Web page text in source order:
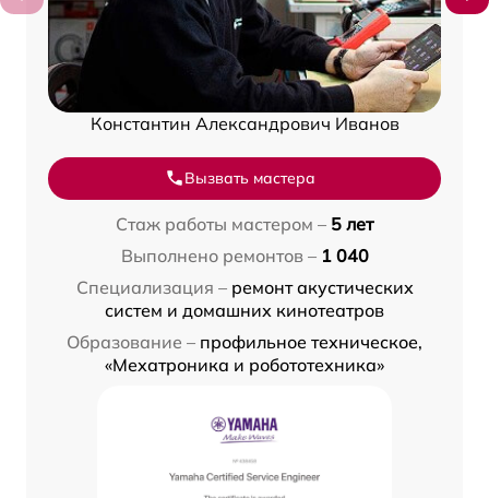
Константин Александрович Иванов
Вызвать мастера
Стаж работы мастером – 5 лет
Выполнено ремонтов – 1 040
Специализация – ремонт акустических
систем и домашних кинотеатров
Образование – профильное техническое,
«Мехатроника и робототехника»